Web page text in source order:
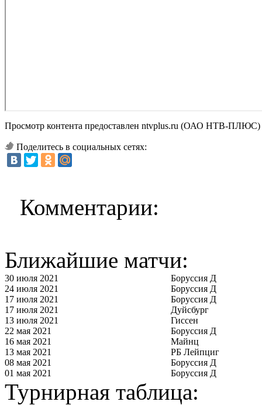
Просмотр контента предоставлен ntvplus.ru (ОАО НТВ-ПЛЮС)
Поделитесь в социальных сетях:
Комментарии:
Ближайшие матчи:
30 июля 2021
Боруссия Д
24 июля 2021
Боруссия Д
17 июля 2021
Боруссия Д
17 июля 2021
Дуйсбург
13 июля 2021
Гиссен
22 мая 2021
Боруссия Д
16 мая 2021
Майнц
13 мая 2021
РБ Лейпциг
08 мая 2021
Боруссия Д
01 мая 2021
Боруссия Д
Турнирная таблица: